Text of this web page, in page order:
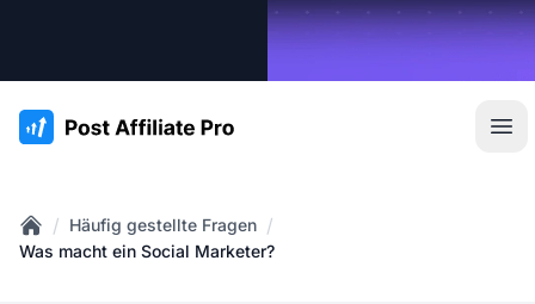
:site.title
Home
/ Häufig gestellte Fragen /
Was macht ein Social Marketer?